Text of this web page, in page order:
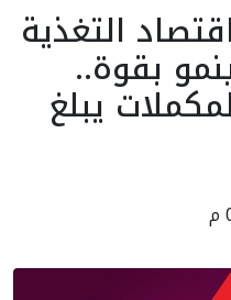
التغذية
بقوة..
يبلغ